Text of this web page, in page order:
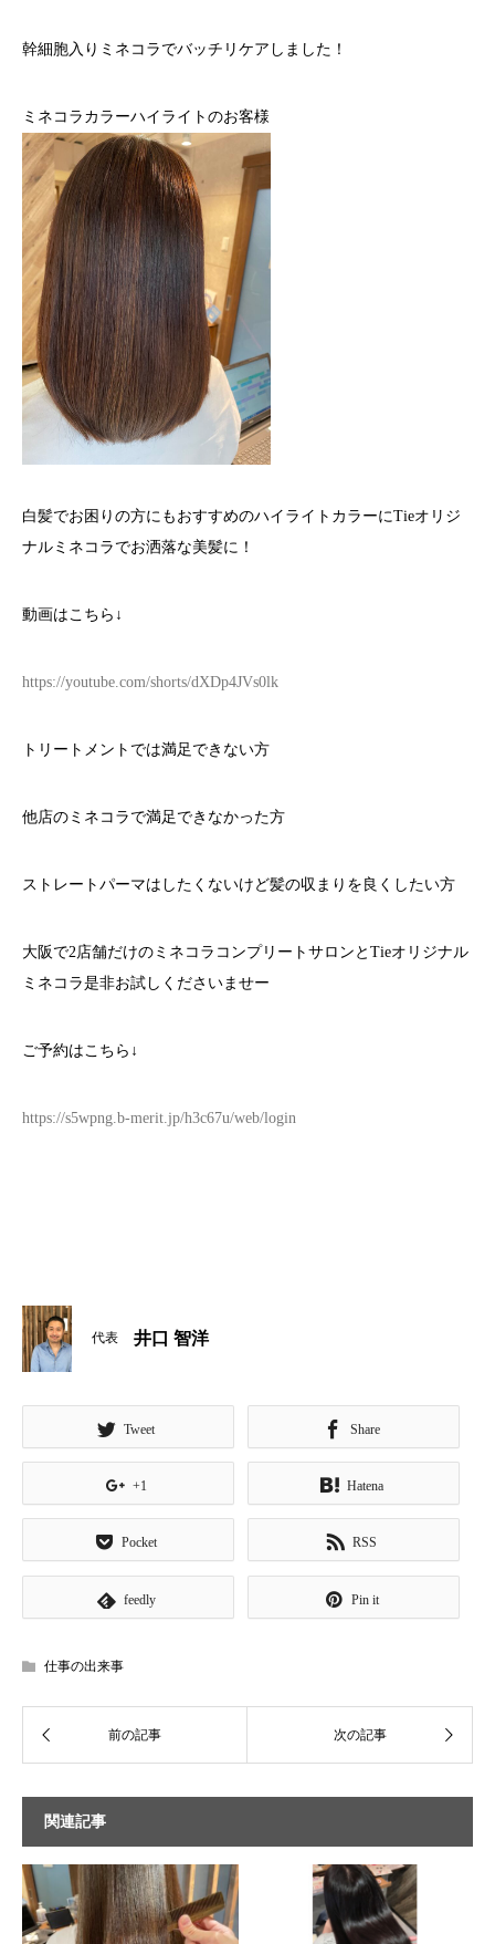
幹細胞入りミネコラでバッチリケアしました！
ミネコラカラーハイライトのお客様
白髪でお困りの方にもおすすめのハイライトカラーにTieオリジ
ナルミネコラでお洒落な美髪に！
動画はこちら↓
https://youtube.com/shorts/dXDp4JVs0lk
トリートメントでは満足できない方
他店のミネコラで満足できなかった方
ストレートパーマはしたくないけど髪の収まりを良くしたい方
大阪で2店舗だけのミネコラコンプリートサロンとTieオリジナル
ミネコラ是非お試しくださいませー
ご予約はこちら↓
https://s5wpng.b-merit.jp/h3c67u/web/login
代表 井口 智洋
Tweet Share
+1 Hatena
Pocket RSS
feedly Pin it
仕事の出来事
関連記事